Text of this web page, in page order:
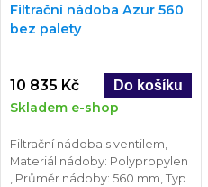
Filtrační nádoba Azur 560
bez palety
10 835 Kč
Skladem e-shop
Filtrační nádoba s ventilem,
Materiál nádoby: Polypropylen
, Průměr nádoby: 560 mm, Typ